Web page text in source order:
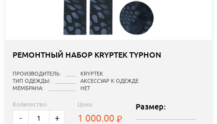
РЕМОНТНЫЙ НАБОР KRYPTEK TYPHON
ПРОИЗВОДИТЕЛЬ:
KRYPTEK
ТИП ОДЕЖДЫ:
АКСЕССУАР К ОДЕЖДЕ
МЕМБРАНА:
НЕТ
Количество:
- +
Цена:
1 000.00
Размер: